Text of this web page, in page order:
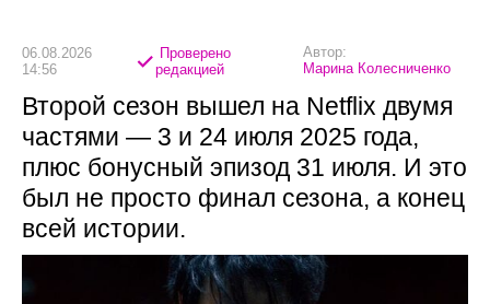
06.08.2026
14:56
Проверено
редакцией
Автор:
Марина Колесниченко
Второй сезон вышел на Netflix двумя
частями — 3 и 24 июля 2025 года,
плюс бонусный эпизод 31 июля. И это
был не просто финал сезона, а конец
всей истории.